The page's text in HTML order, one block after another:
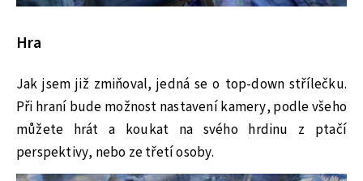
Hra
Jak jsem již zmiňoval, jedná se o top-down střílečku.
Při hraní bude možnost nastavení kamery, podle všeho
můžete hrát a koukat na svého hrdinu z ptačí
perspektivy, nebo ze třetí osoby.